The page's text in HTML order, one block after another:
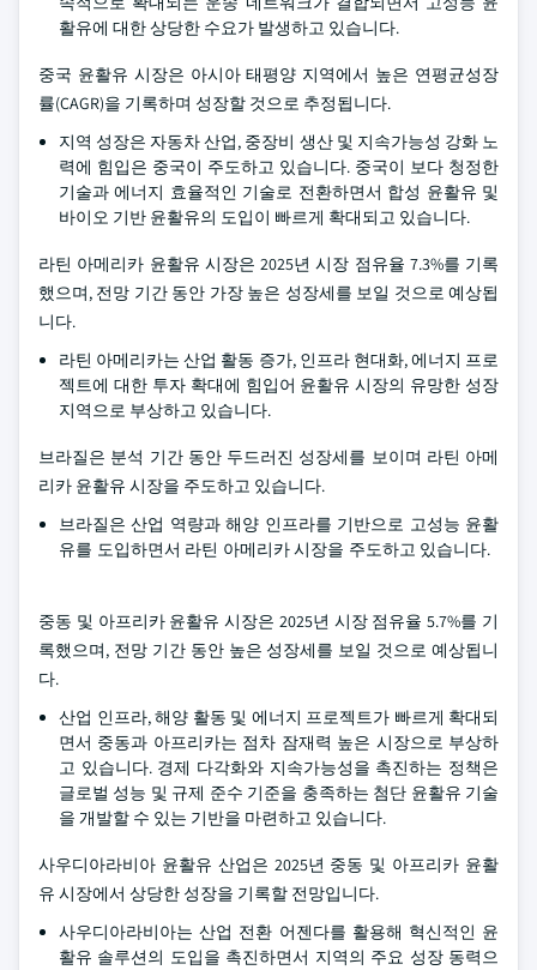
활유에 대한 상당한 수요가 발생하고 있습니다.
중국 윤활유 시장은 아시아 태평양 지역에서 높은 연평균성장
률(CAGR)을 기록하며 성장할 것으로 추정됩니다.
지역 성장은 자동차 산업, 중장비 생산 및 지속가능성 강화 노
력에 힘입은 중국이 주도하고 있습니다. 중국이 보다 청정한
기술과 에너지 효율적인 기술로 전환하면서 합성 윤활유 및
바이오 기반 윤활유의 도입이 빠르게 확대되고 있습니다.
라틴 아메리카 윤활유 시장은 2025년 시장 점유율 7.3%를 기록
했으며, 전망 기간 동안 가장 높은 성장세를 보일 것으로 예상됩
니다.
라틴 아메리카는 산업 활동 증가, 인프라 현대화, 에너지 프로
젝트에 대한 투자 확대에 힘입어 윤활유 시장의 유망한 성장
지역으로 부상하고 있습니다.
브라질은 분석 기간 동안 두드러진 성장세를 보이며 라틴 아메
리카 윤활유 시장을 주도하고 있습니다.
브라질은 산업 역량과 해양 인프라를 기반으로 고성능 윤활
유를 도입하면서 라틴 아메리카 시장을 주도하고 있습니다.
중동 및 아프리카 윤활유 시장은 2025년 시장 점유율 5.7%를 기
록했으며, 전망 기간 동안 높은 성장세를 보일 것으로 예상됩니
다.
산업 인프라, 해양 활동 및 에너지 프로젝트가 빠르게 확대되
면서 중동과 아프리카는 점차 잠재력 높은 시장으로 부상하
고 있습니다. 경제 다각화와 지속가능성을 촉진하는 정책은
글로벌 성능 및 규제 준수 기준을 충족하는 첨단 윤활유 기술
을 개발할 수 있는 기반을 마련하고 있습니다.
사우디아라비아 윤활유 산업은 2025년 중동 및 아프리카 윤활
유 시장에서 상당한 성장을 기록할 전망입니다.
사우디아라비아는 산업 전환 어젠다를 활용해 혁신적인 윤
활유 솔루션의 도입을 촉진하면서 지역의 주요 성장 동력으